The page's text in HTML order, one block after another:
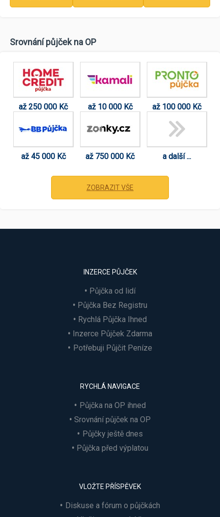
Srovnání půjček na OP
až 250 000 Kč až 10 000 Kč až 100 000 Kč
až 45 000 Kč až 750 000 Kč a další ...
ZOBRAZIT VŠE
INZERCE PŮJČEK
Půjčka od lidí
Půjčka Bez Registru
Rychlá Půjčka Ihned
Inzerce Půjček Zdarma
Potřebuji Půjčit Peníze
RYCHLÁ NAVIGACE
Půjčka na OP ihned
Srovnání půjček na OP
Půjčky ještě dnes
Půjčka před výplatou
VLOŽTE PŘÍSPĚVEK
Diskuse a fórum o půjčkách